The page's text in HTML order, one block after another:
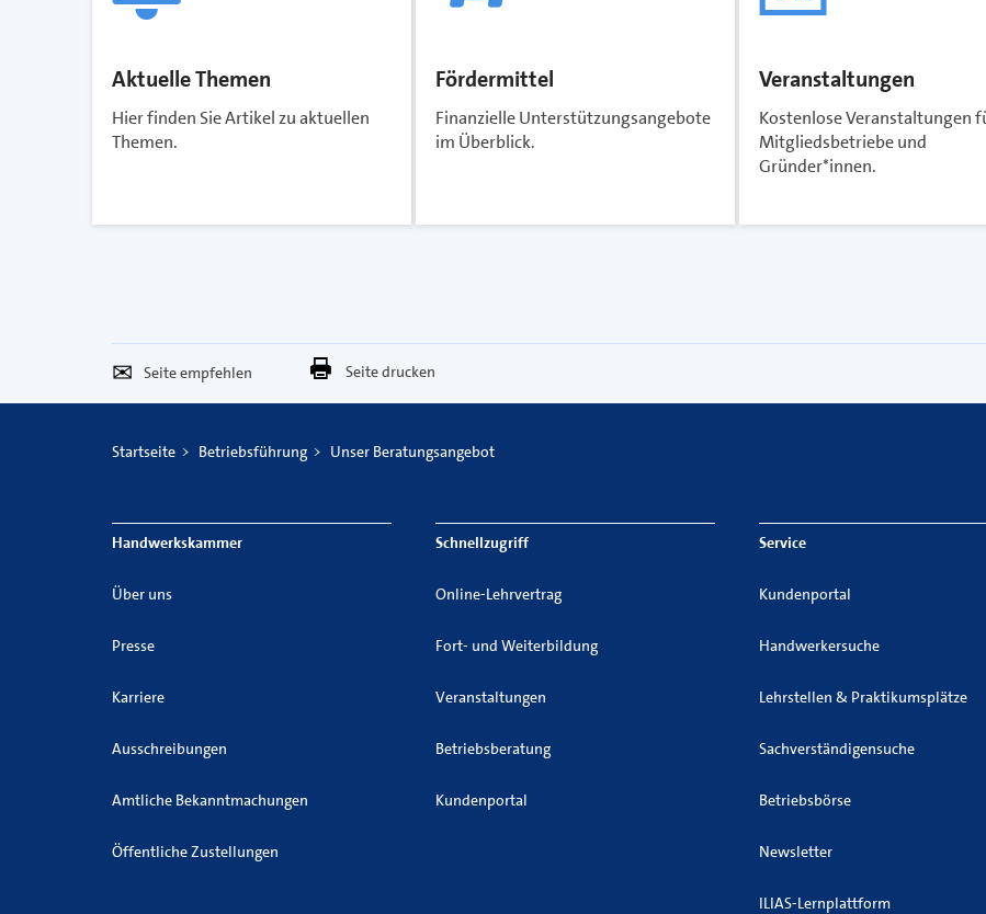
Aktuelle Themen
Hier finden Sie Artikel zu aktuellen
Themen.
Fördermittel
Finanzielle Unterstützungsangebote
im Überblick.
Veranstaltungen
Kostenlose Veranstaltungen
Mitgliedsbetriebe und
Gründer*innen.
Seite
empfehlen
Per
E-
Mail
Seite drucken
Startseite Betriebsführung Unser Beratungsangebot
Handwerkskammer
Über uns
Presse
Karriere
Ausschreibungen
Amtliche Bekanntmachungen
Öffentliche Zustellungen
Schnellzugriff
Online-Lehrvertrag
Fort- und Weiterbildung
Veranstaltungen
Betriebsberatung
Kundenportal
Service
Kundenportal
Handwerkersuche
Lehrstellen & Praktikumsplätze
Sachverständigensuche
Betriebsbörse
Newsletter
ILIAS-Lernplattform